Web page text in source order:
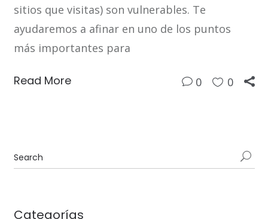
sitios que visitas) son vulnerables. Te
ayudaremos a afinar en uno de los puntos
más importantes para
Read More 0 0
Categorías